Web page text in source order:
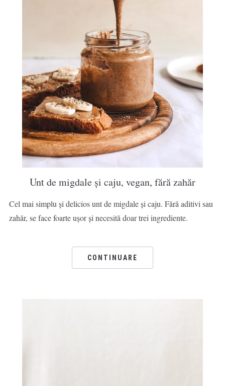
Unt de migdale și caju, vegan, fără zahăr
Cel mai simplu și delicios unt de migdale și caju. Fără aditivi sau
zahăr, se face foarte ușor și necesită doar trei ingrediente.
CONTINUARE